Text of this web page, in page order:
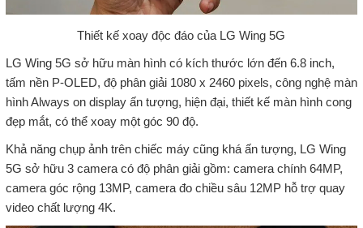
Thiết kế xoay độc đáo của LG Wing 5G
LG Wing 5G sở hữu màn hình có kích thước lớn đến 6.8 inch,
tấm nền P-OLED, độ phân giải 1080 x 2460 pixels, công nghệ màn
hình Always on display ấn tượng, hiện đại, thiết kế màn hình cong
đẹp mắt, có thể xoay một góc 90 độ.
Khả năng chụp ảnh trên chiếc máy cũng khá ấn tượng, LG Wing
5G sở hữu 3 camera có độ phân giải gồm: camera chính 64MP,
camera góc rộng 13MP, camera đo chiều sâu 12MP hỗ trợ quay
video chất lượng 4K.